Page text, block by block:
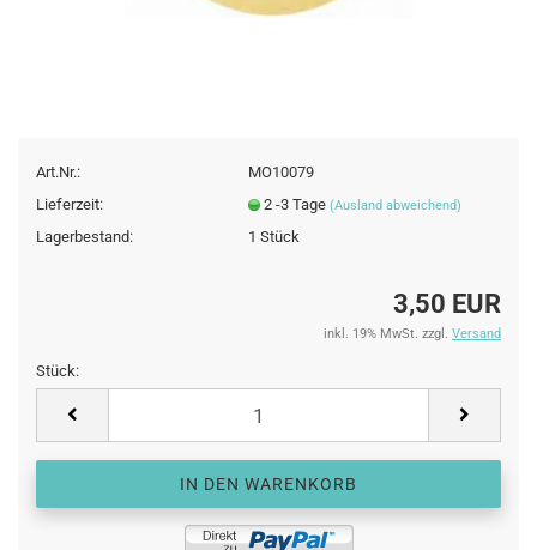
Art.Nr.:
MO10079
Lieferzeit:
2 -3 Tage (Ausland abweichend)
Lagerbestand: 1 Stück
3,50 EUR
inkl. 19% MwSt. zzgl. Versand
Stück: